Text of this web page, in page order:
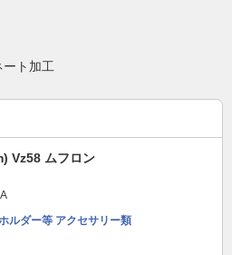
ト加工
Vz58 ムフロン
ルダー等 アクセサリー類